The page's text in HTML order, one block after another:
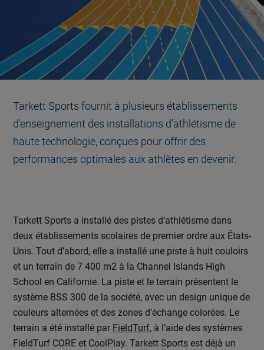
Tarkett Sports fournit à plusieurs établissements
d'enseignement des installations d'athlétisme de
haute technologie, conçues pour offrir des
performances optimales aux athlètes en devenir.
Tarkett Sports a installé des pistes d’athlétisme dans
deux établissements scolaires de premier ordre aux États-
Unis. Tout d’abord, elle a installé une piste à huit couloirs
et un terrain de 7 400 m2 à la Channel Islands High
School en Californie. La piste et le terrain présentent le
système BSS 300 de la société, avec un design unique de
couleurs alternées et des zones d’échange colorées. Le
terrain a été installé par FieldTurf, à l’aide des systèmes
FieldTurf CORE et CoolPlay. Tarkett Sports est déjà un